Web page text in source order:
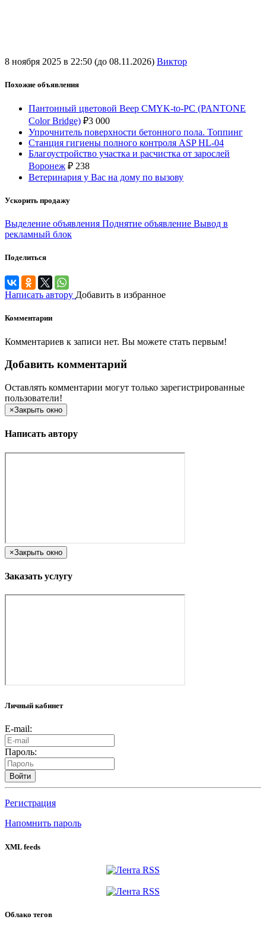
8 ноября 2025 в 22:50 (до 08.11.2026) Виктор
Похожие объявления
Пантонный цветовой Веер CMYK-to-PC (PANTONE
Color Bridge) ₽3 000
Упрочнитель поверхности бетонного пола. Топпинг
Станция гигиены полного контроля ASP HL-04
Благоустройство участка и расчистка от зарослей
Воронеж ₽ 238
Ветеринария у Вас на дому по вызову
Ускорить продажу
Выделение объявления Поднятие объявление Вывод в
рекламный блок
Поделиться
Написать автору Добавить в избранное
Комментарии
Комментариев к записи нет. Вы можете стать первым!
Добавить комментарий
Оставлять комментарии могут только зарегистрированные
пользователи!
×Закрыть окно
Написать автору
×Закрыть окно
Заказать услугу
Личный кабинет
E-mail:
Пароль:
Войти
Регистрация
Напомнить пароль
XML feeds
Облако тегов